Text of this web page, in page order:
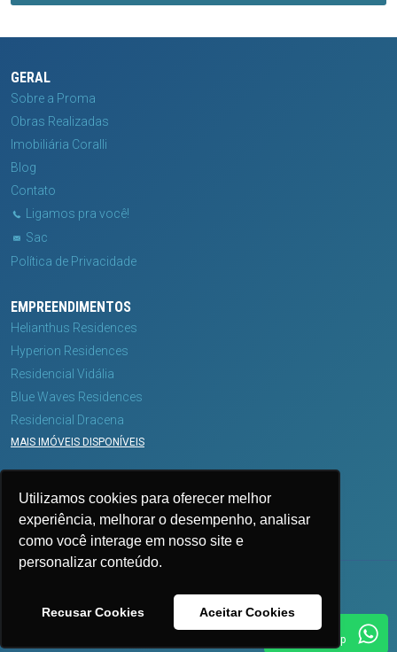
Utilizamos cookies para oferecer melhor
experiência, melhorar o desempenho, analisar
como você interage em nosso site e
personalizar conteúdo.
Recusar Cookies Aceitar Cookies
GERAL
Sobre a Proma
Obras Realizadas
Imobiliária Coralli
Blog
Contato
Ligamos pra você!
Sac
Política de Privacidade
EMPREENDIMENTOS
Helianthus Residences
Hyperion Residences
Residencial Vidália
Blue Waves Residences
Residencial Dracena
MAIS IMÓVEIS DISPONÍVEIS
| Copyright © 2026 - Todos os direitos reservados.
Fale conosco
pelo WhatsApp